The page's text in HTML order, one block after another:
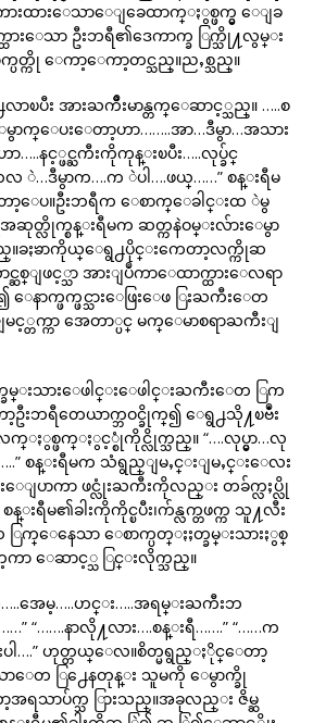
ကားထားေသာေျခေထာက္ႏွစ္ဖက္မွ ေျခ
ထားေသာ ဦးဘရီ၏ဒေကာက္ခ ြက္သို႔လွမ္း
ပတ္ကို ေကာ့ေကာ့တင္သည္။ညႇစ္သည္။
ၿပီး အားႀကိဳးမာန္တက္ေဆာင့္သည္။ …..စ
က္ေပးေတာ့ဟာ……..အာ…ဒီမွာ…အသား
နင့္ဖင္ႀကီးကိုကုန္းၿပီး…..လုပ္ခ်င္
…ဒီမွာက….က ဲပါ….ဖယ္……” စန္းရီမ
ာ့ေပ။ဦးဘရီက ေစာက္ေခါင္းထ ဲမွ
ဆုတ္လိုက္စန္းရီမက ဆတ္ကနဲဝမ္းလ်ားေမွာ
။ခႏၶာကိုယ္ေရွ႕ပိုင္းကေတာ့လက္ကိုဆ
ဆစ္ျဖင့္သာ အားျပဳကာေထာက္ထားေလရာ
နာက္ဖက္ဖင္သားေဖြးေဖ ြးႀကီးေတ
မင့္တက္ကာ အေတာ္ပင္ မက္ေမာစရာႀကီးျ
တ္ခမ္းသားေဖါင္းေဖါင္းႀကီးေတ ြက
းဘရီတေယာက္ဘဝင္ခိုက္၍ ေရွ႕သို႔ၿဗဳံး
က္ႏွစ္ဖက္ႏွင့္စုံကိုင္လိုက္သည္။ “….လုပ္မွာ…လု
စန္းရီမက သံရွည္ျမႇင္းျမႇင္းေလး
ပာကာ ဖင္လုံးႀကီးကိုလည္း တခ်က္လႈပ္လို
န္းရီမ၏ခါးကိုကိုင္ၿပီး၊က်န္လက္တဖက္က သူ႔လီး
ြက္ေနေသာ ေစာက္ပတ္ႏႈတ္ခမ္းသားႏွစ္
ာ ေဆာင့္သ ြင္းလိုက္သည္။
တ္…..အေမ့…..ဟင္း…..အရမ္းႀကီးဘ
“…….နာလို႔လား….စန္းရီ…….” “……က
ပါ….” ဟုတ္တယ္ေလ။စိတ္မရွည္ႏိုင္ေတာ့
ေတ ြ႕ေနတုန္း သူမကို ေမွာက္ခို
အရသာပ်က္သ ြားသည္။အခုလည္း ဇိမ္ဆ